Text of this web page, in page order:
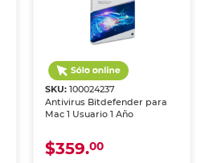
SKU: 100024237
Antivirus Bitdefender para
Mac 1 Usuario 1 Año
$359.00